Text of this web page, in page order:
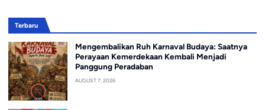
Terbaru
Mengembalikan Ruh Karnaval Budaya: Saatnya
Perayaan Kemerdekaan Kembali Menjadi
Panggung Peradaban
AUGUST 7, 2026